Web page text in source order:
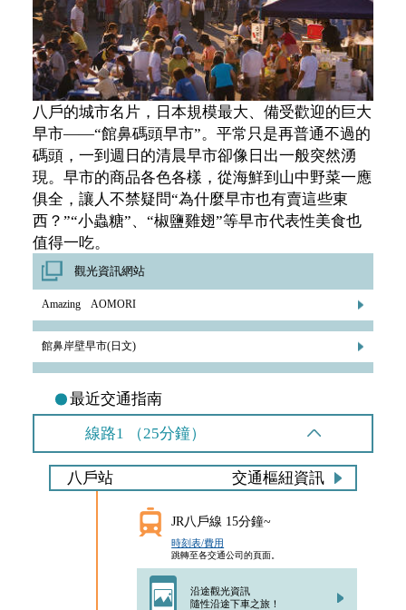
八戶的城市名片，日本規模最大、備受歡迎的巨大
早市——“館鼻碼頭早市”。平常只是再普通不過的
碼頭，一到週日的清晨早市卻像日出一般突然湧
現。早市的商品各色各樣，從海鮮到山中野菜一應
俱全，讓人不禁疑問“為什麼早市也有賣這些東
西？”“小蟲糖”、“椒鹽雞翅”等早市代表性美食也
值得一吃。
觀光資訊網站
Amazing AOMORI
館鼻岸壁早市(日文)
最近交通指南
線路1 （25分鐘）
八戶站 交通樞紐資訊
JR八戶線 15分鐘~
時刻表/費用
跳轉至各交通公司的頁面。
沿途觀光資訊
隨性沿途下車之旅！